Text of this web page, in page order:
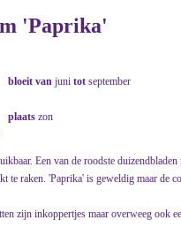
'Paprika'
bloeit van juni tot september
plaats zon
Een van de roodste
te raken. 'Paprika' is geweldig maar de
zijn inkoppertjes maar overweeg ook